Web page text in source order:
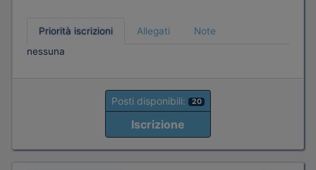
Priorità iscrizioni Allegati
Note
nessuna
Posti disponibili: 20
Iscrizione